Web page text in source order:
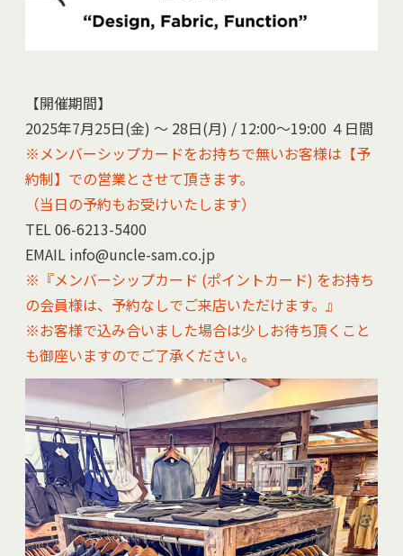
【開催期間】
2025年7月25日(金) ～ 28日(月) / 12:00～19:00 ４日間
※メンバーシップカードをお持ちで無いお客様は【予
約制】での営業とさせて頂きます。
（当日の予約もお受けいたします）
TEL 06-6213-5400
EMAIL info@uncle-sam.co.jp
※『メンバーシップカード (ポイントカード) をお持ち
の会員様は、予約なしでご来店いただけます。』
※お客様で込み合いました場合は少しお待ち頂くこと
も御座いますのでご了承ください。